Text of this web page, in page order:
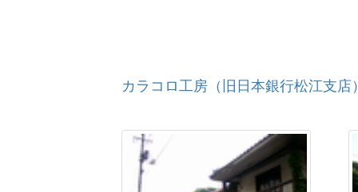
カラコロ工房（旧日本銀行松江支店